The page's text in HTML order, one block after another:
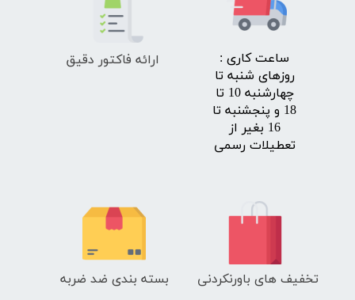
​ساعت کاری :
روزهای شنبه تا
چهارشنبه 10 تا
18 و پنجشنبه تا
16 بغیر از
تعطیلات رسمی
تخفیف های باورنکردنی بسته بندی ضد ضربه
ارائه فاکتور دقیق